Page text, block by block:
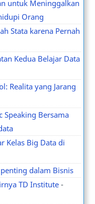
untuk Meninggalkan
Orang
Stata karena Pernah
Kedua Belajar Data
Realita yang Jarang
Speaking Bersama
Kelas Big Data di
dalam Bisnis
TD Institute -